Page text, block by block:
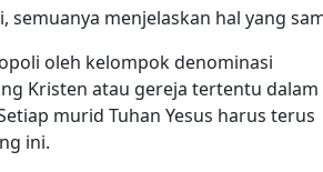
menjelaskan hal yang
oleh kelompok denominasi
Kristen atau gereja tertentu dalam
murid Tuhan Yesus harus terus
ini.